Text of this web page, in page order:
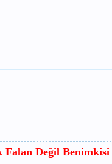
Falan Değil Benimkisi